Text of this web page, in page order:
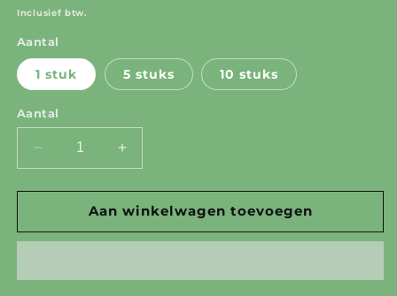
prijs
Inclusief btw.
Aantal
1 stuk 5 stuks 10 stuks
Aantal
Aantal
verlagen
voor
Kitty
Aantal
verhogen
voor
SALE!
Kitty
Aan winkelwagen toevoegen